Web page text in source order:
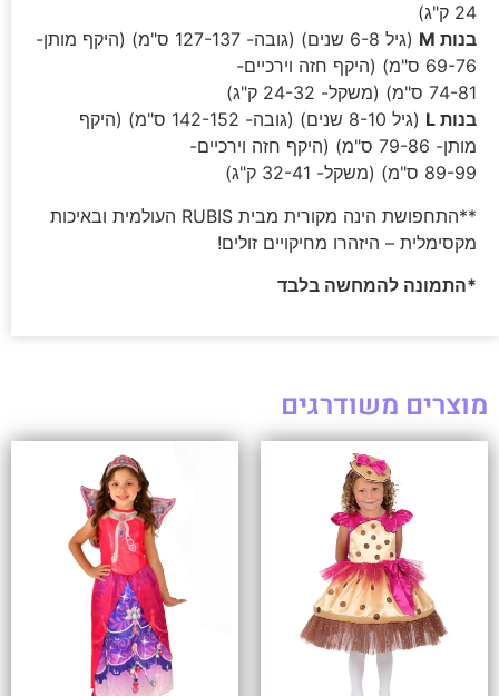
24 ק"ג)
בנות M
(גיל 6-8 שנים) (גובה- 127-137 ס"מ) (היקף מותן-
69-76 ס"מ) (היקף חזה וירכיים-
74-81 ס"מ) (משקל- 24-32 ק"ג)
בנות L
(גיל 8-10 שנים) (גובה- 142-152 ס"מ) (היקף
מותן- 79-86 ס"מ) (היקף חזה וירכיים-
89-99 ס"מ) (משקל- 32-41 ק"ג)
**התחפושת הינה מקורית מבית RUBIS העולמית ובאיכות
מקסימלית – היזהרו מחיקויים זולים!
*התמונה להמחשה בלבד
מוצרים משודרגים